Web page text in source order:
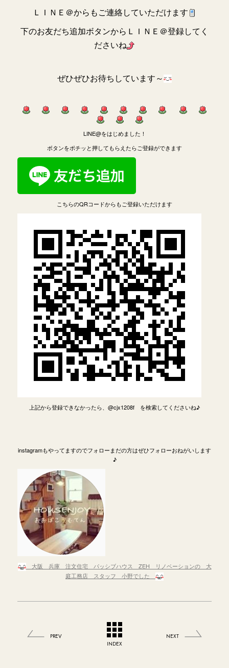
ＬＩＮＥ＠からもご連絡していただけます
下のお友だち追加ボタンからＬＩＮＥ＠登録してく
ださいね
ぜひぜひお待ちしています～
LINE@をはじめました！
ボタンをポチッと押してもらえたらご登録ができます
こちらのQRコードからもご登録いただけます
上記から登録できなかったら、@cjx1208f を検索してくださいね♪
instagramもやってますのでフォローまだの方はぜひフォローおねがいします
♪
大阪 兵庫 注文住宅 パッシブハウス ZEH リノベーションの 大
庭工務店 スタッフ 小野でした
PREV
INDEX
NEXT